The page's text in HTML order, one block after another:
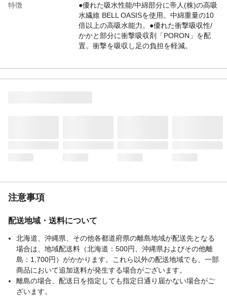
特徴
●優れた吸水性能/中綿部分に帝人(株)の高吸
水繊維 BELL OASISを使用。中綿重量の10
倍以上の高吸水能力。●優れた衝撃吸収性/
かかと部分に衝撃吸収剤「PORON」を配
置。衝撃を吸収し足の負担を軽減。
ご使用いただけます。2.切り取る場合はで
きるだけヒートシール線の外側をお切りく
注意事項
配送地域・送料について
北海道、沖縄県、その他各都道府県の離島地域が配送先となる
場合は、地域配送料（北海道：500円、沖縄県およびその他離
島：1,700円）がかかります。これら以外の配送地域でも、一部
商品において追加送料が発生する場合がございます。
離島の場合、配送日を指定しても指定日通り届かない場合がご
ざいます。